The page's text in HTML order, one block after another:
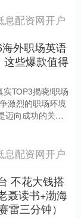
息配资网开户
外职场英语
这些爆款值得
TOP3揭晓!职场
激烈的职场环境
迈向成功的关键
流,还是参....
息配资网开户
不花大钱搭
聂读书+渤海
雷三分钟）